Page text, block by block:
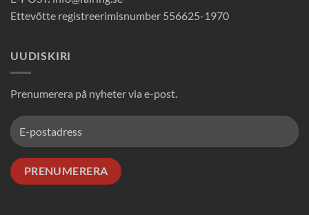
Ettevõtte registreerimisnumber 556625-1970
UUDISKIRI
Prenumerera på nyheter via e-post.